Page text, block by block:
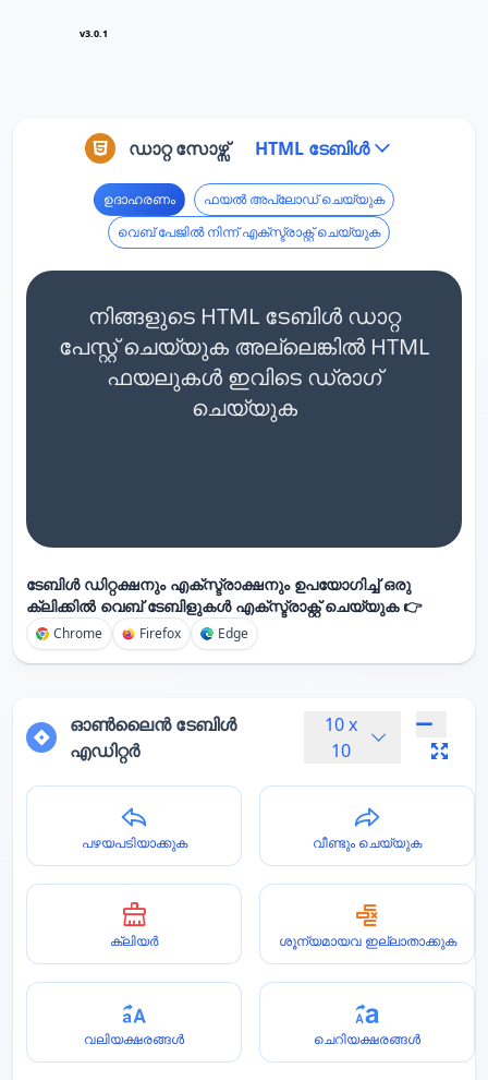
v3.0.1
ഡാറ്റ സോഴ്സ് HTML ടേബിൾ
ഉദാഹരണം
ഫയൽ അപ്‌ലോഡ് ചെയ്യുക
വെബ് പേജിൽ നിന്ന് എക്സ്ട്രാക്റ്റ് ചെയ്യുക
നിങ്ങളുടെ HTML ടേബിൾ ഡാറ്റ
പേസ്റ്റ് ചെയ്യുക അല്ലെങ്കിൽ HTML
ഫയലുകൾ ഇവിടെ ഡ്രാഗ്
ചെയ്യുക
ടേബിൾ ഡിറ്റക്ഷനും എക്സ്ട്രാക്ഷനും ഉപയോഗിച്ച് ഒരു
ക്ലിക്കിൽ വെബ് ടേബിളുകൾ എക്സ്ട്രാക്റ്റ് ചെയ്യുക 👉
Chrome Firefox Edge
ഓൺലൈൻ ടേബിൾ
എഡിറ്റർ
10 x
10
പഴയപടിയാക്കുക വീണ്ടും ചെയ്യുക
ക്ലിയർ ശൂന്യമായവ ഇല്ലാതാക്കുക
വലിയക്ഷരങ്ങൾ ചെറിയക്ഷരങ്ങൾ